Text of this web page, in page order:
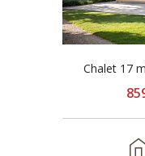
Chalet 17